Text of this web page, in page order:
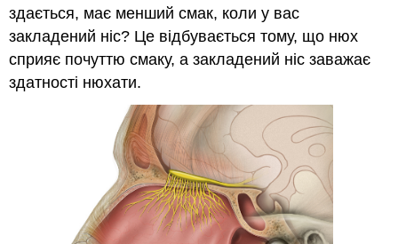
здається, має менший смак, коли у вас
закладений ніс? Це відбувається тому, що нюх
сприяє почуттю смаку, а закладений ніс заважає
здатності нюхати.